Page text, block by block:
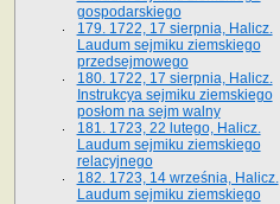
gospodarskiego
179. 1722, 17 sierpnia, Halicz.
Laudum sejmiku ziemskiego
przedsejmowego
180. 1722, 17 sierpnia, Halicz.
Instrukcya sejmiku ziemskiego
posłom na sejm walny
181. 1723, 22 lutego, Halicz.
Laudum sejmiku ziemskiego
relacyjnego
182. 1723, 14 września, Halicz.
Laudum sejmiku ziemskiego